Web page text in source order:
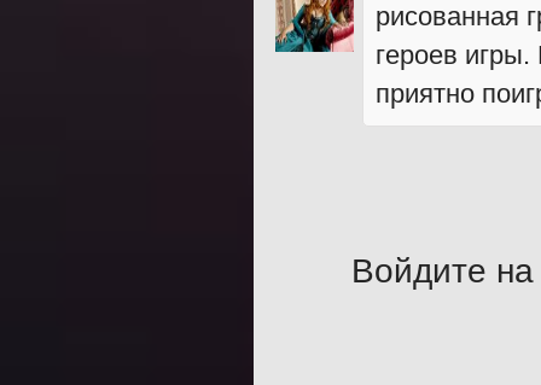
рисованная
героев
приятно
Войдите на